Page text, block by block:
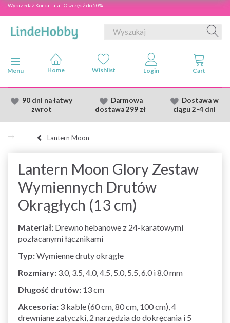
Wyprzedaż Konca Lata - Oszczędź do 50%
Przełącz nawigację
Menu
90 dni na łatwy
zwrot
Darmowa
dostawa299 zł
Dostawaw
ciągu 2-4 dni
Lantern Moon
Lantern Moon Glory Zestaw
Wymiennych Drutów
Okrągłych (13 cm)
Materiał: Drewno hebanowe z 24-karatowymi
pozłacanymi łącznikami
Typ:Wymienne druty okrągłe
Rozmiary: 3.0, 3.5, 4.0, 4.5, 5.0, 5.5, 6.0 i 8.0 mm
Długość drutów: 13 cm
Akcesoria: 3 kable (60 cm, 80 cm, 100 cm), 4
drewniane zatyczki, 2 narzędzia do dokręcania i 5